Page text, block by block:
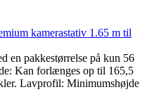
kamerastativ 1.65 m til
en pakkestørrelse på kun 56
Kan forlænges op til 165,5
Lavprofil: Minimumshøjde